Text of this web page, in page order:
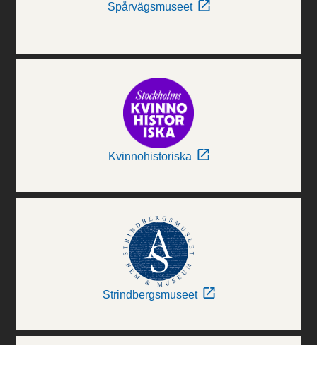
Spårvägsmuseet
Kvinnohistoriska
Strindbergsmuseet